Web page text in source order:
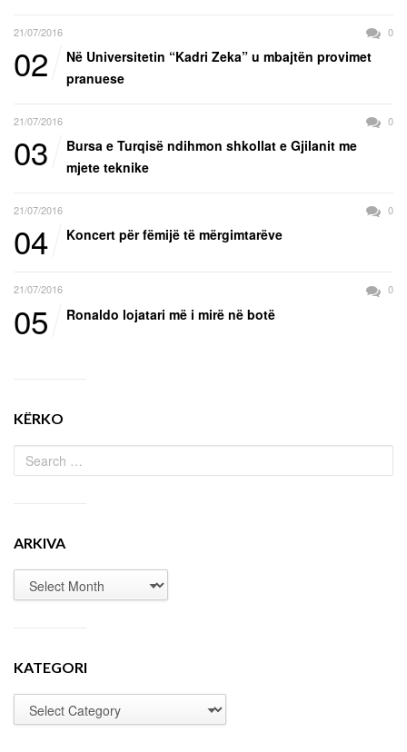
21/07/2016 0
02
Në Universitetin “Kadri Zeka” u mbajtën provimet
pranuese
21/07/2016 0
03
Bursa e Turqisë ndihmon shkollat e Gjilanit me
mjete teknike
21/07/2016 0
04 Koncert për fëmijë të mërgimtarëve
21/07/2016 0
05 Ronaldo lojatari më i mirë në botë
KËRKO
ARKIVA
KATEGORI